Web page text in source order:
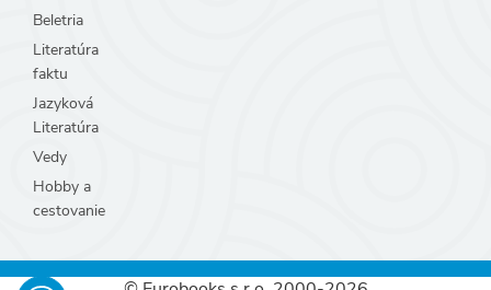
Beletria
Literatúra
faktu
Jazyková
Literatúra
Vedy
Hobby a
cestovanie